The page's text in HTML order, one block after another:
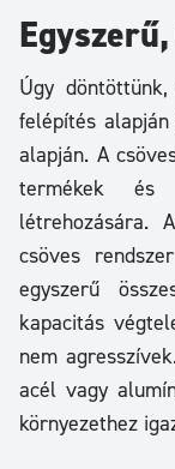
Úgy
felépítés
alapján. A
termékek és
létrehozására.
csöves
egyszerű
kapacitás
nem
acél vagy
környezethez